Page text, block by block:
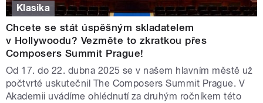
Klasika
Chcete se stát úspěšným skladatelem
v Hollywoodu? Vezměte to zkratkou přes
Composers Summit Prague!
Od 17. do 22. dubna 2025 se v našem hlavním městě už
počtvrté uskutečnil The Composers Summit Prague. V
Akademii uvádíme ohlédnutí za druhým ročníkem této